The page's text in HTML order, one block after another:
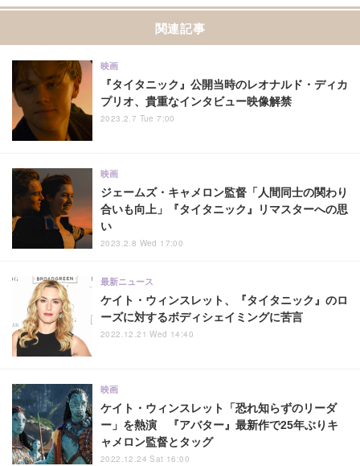
関連記事
『タイタニック』公開当時のレオナルド・ディカ
プリオ、貴重なインタビュー映像解禁
映画
2023.2.7 Tue 7:00
ジェームズ・キャメロン監督「人間同士の関わり
合いも向上」『タイタニック』リマスターへの思
い
映画
2023.2.8 Wed 17:00
ケイト・ウィンスレット、『タイタニック』のロ
ーズに対するボディシェイミングに苦言
最新ニュース
2022.12.21 Wed 14:40
ケイト・ウィンスレット「恐れ知らずのリーダ
ー」を熱演 『アバター』最新作で25年ぶりキ
ャメロン監督とタッグ
映画
2022.12.24 Sat 16:00